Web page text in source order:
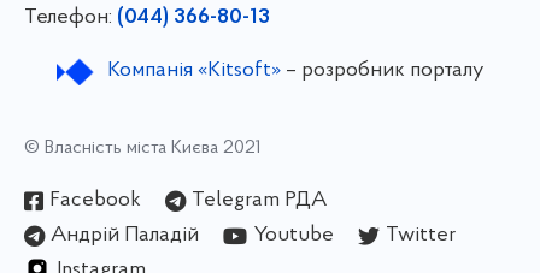
Телефон: (044) 366-80-13
Компанія «Kitsoft»– розробник порталу
© Власність міста Києва 2021
Facebook
Telegram РДА
Андрій Паладій
Youtube
Twitter